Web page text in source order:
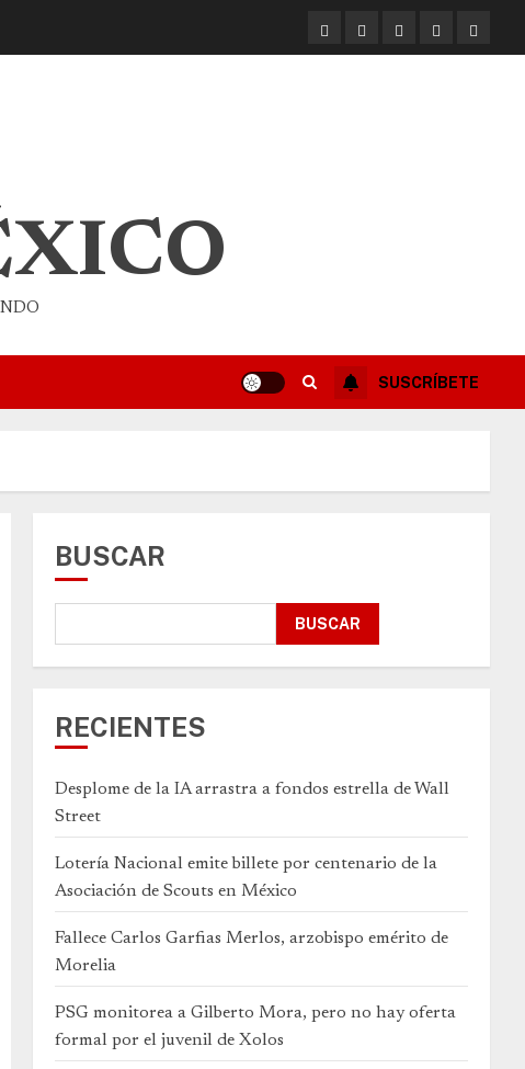
SUSCRÍBETE
BUSCAR
BUSCAR
RECIENTES
Desplome de la IA arrastra a fondos estrella de Wall
Street
Lotería Nacional emite billete por centenario de la
Asociación de Scouts en México
Fallece Carlos Garfias Merlos, arzobispo emérito de
Morelia
PSG monitorea a Gilberto Mora, pero no hay oferta
formal por el juvenil de Xolos